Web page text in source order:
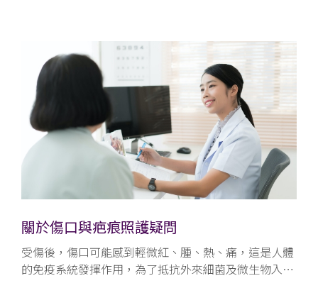
關於傷口與疤痕照護疑問
受傷後，傷口可能感到輕微紅、腫、熱、痛，這是人體
的免疫系統發揮作用，為了抵抗外來細菌及微生物入侵